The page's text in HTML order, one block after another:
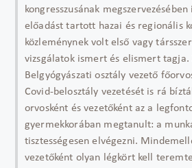
kongresszusának
előadást tartott hazai és regionális
közleménynek volt első vagy
vizsgálatok ismert és elismert tagja.
Belgyógyászati osztály vezető
Covid-belosztály vezetését is rá
orvosként és vezetőként az a
gyermekkorában megtanult: a
tisztességesen elvégezni.
vezetőként olyan légkört kell